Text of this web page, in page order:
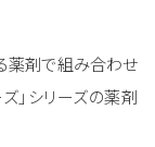
薬剤で組み合わせ
」シリーズの薬剤